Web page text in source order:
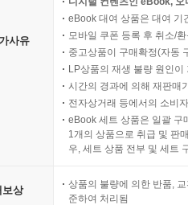
사태는 재연될까?
회 이후 시진핑 3기 정부의 한
국 외교정책이 대한반도 정책에
기 위해 강온의 제재와 유화정책
중국은 경제보복 조치 등 제2
의 안정유지에 방점을 둘 것이
열 정부의 ‘담대한 구상’도 북
안정하다. 특히 한중 양국의 갈
사유
eBook 대여 상품은 대여 기
모바일 쿠폰 등록 후 취소/
중고상품이 구매확정(자동
LP상품의 재생 불량 원인
시간의 경과에 의해 재판매
전자상거래 등에서의 소비
eBook 세트 상품은 일괄 구
1개의 상품으로 취급 및 판
우, 세트 상품 전부 및 세트
보상
상품의 불량에 의한 반품,
준하여 처리됨